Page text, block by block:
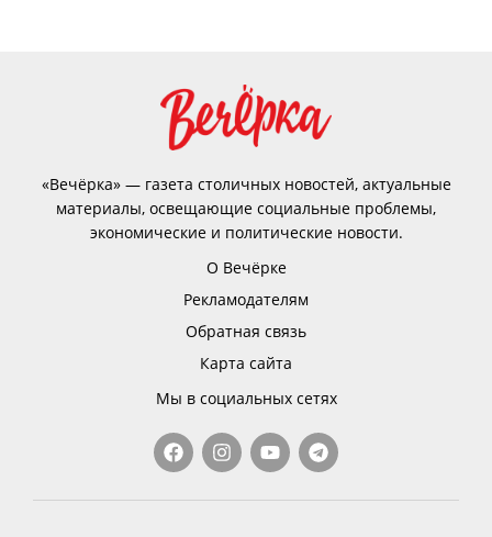
«Вечёрка» — газета столичных новостей, актуальные
материалы, освещающие социальные проблемы,
экономические и политические новости.
О Вечёрке
Рекламодателям
Обратная связь
Карта сайта
Мы в социальных сетях